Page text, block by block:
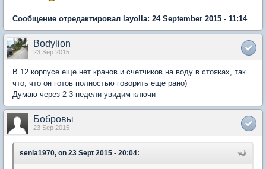
Сообщение отредактировал layolla: 24 September 2015 - 11:14
Bodylion
23 Sep 2015
В 12 корпусе еще нет кранов и счетчиков на воду в стояках, так
что, что он готов полностью говорить еще рано)
Думаю через 2-3 недели увидим ключи
Бобровы
23 Sep 2015
senia1970, on 23 Sept 2015 - 20:04: